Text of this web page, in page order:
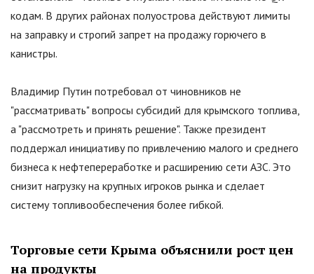
кодам. В других районах полуострова действуют лимиты
на заправку и строгий запрет на продажу горючего в
канистры.
Владимир Путин потребовал от чиновников не
"рассматривать"вопросы субсидий для крымского топлива,
а "рассмотреть и принять решение". Также президент
поддержал инициативу по привлечению малого и среднего
бизнеса к нефтепереработке и расширению сети АЗС. Это
снизит нагрузку на крупных игроков рынка и сделает
систему топливообеспечения более гибкой.
Торговые сети Крыма объяснили рост цен
на продукты